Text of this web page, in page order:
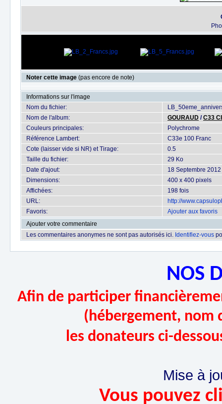
Noter cette image (pas encore de note)
Informations sur l'image
Nom du fichier:
Nom de l'album:
GOURAUD /C33
Couleurs principales:
Polychrome
Référence Lambert:
C33e 100 Franc
Cote (laisser vide si NR) et Tirage:
0.5
Taille du fichier:
29 Ko
Date d'ajout:
18 Septembre 2012
Dimensions:
400 x 400 pixels
Affichées:
198 fois
URL:
http://
Favoris:
Ajouter aux favoris
Ajouter votre commentaire
Les commentaires anonymes ne sont pas autorisés ici. Identifiez-vous
NOS
Afin de participer
(hébergement,
les donateurs ci-
Mise à
Vous pouvez